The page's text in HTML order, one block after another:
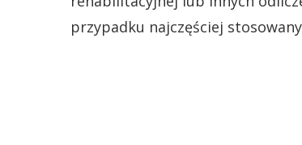
przypadku najczęściej